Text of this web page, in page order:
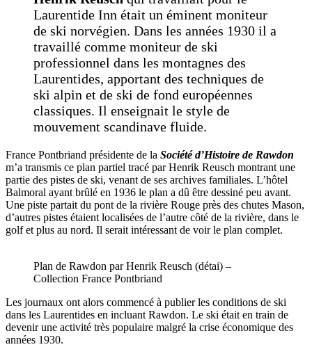
Laurentide Inn était un éminent moniteur
de ski norvégien. Dans les années 1930 il a
travaillé comme moniteur de ski
professionnel dans les montagnes des
Laurentides, apportant des techniques de
ski alpin et de ski de fond européennes
classiques. Il enseignait le style de
mouvement scandinave fluide.
France Pontbriand présidente de la Société d’Histoire de Rawdon
m’a transmis ce plan partiel tracé par Henrik Reusch montrant une
partie des pistes de ski, venant de ses archives familiales. L’hôtel
Balmoral ayant brûlé en 1936 le plan a dû être dessiné peu avant.
Une piste partait du pont de la rivière Rouge près des chutes Mason,
d’autres pistes étaient localisées de l’autre côté de la rivière, dans le
golf et plus au nord. Il serait intéressant de voir le plan complet.
Plan de Rawdon par Henrik Reusch (détai) –
Collection France Pontbriand
Les journaux ont alors commencé à publier les conditions de ski
dans les Laurentides en incluant Rawdon. Le ski était en train de
devenir une activité très populaire malgré la crise économique des
années 1930.